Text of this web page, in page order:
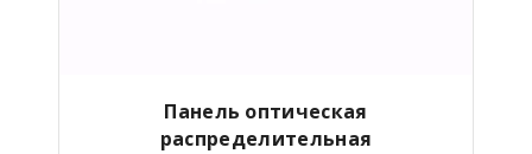
Панель оптическая
распределительная